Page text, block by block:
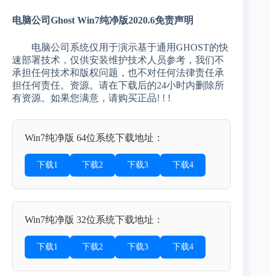
电脑公司Ghost Win7纯净版2020.6免责声明
电脑公司系统仅用于演示基于通用GHOST的快
速部署技术，仅供安装维护技术人员参考，我们不
承担任何技术和版权问题，也不对任何法律责任承
担任何责任。资源。请在下载后的24小时内删除所
有资源。如果您满意，请购买正品! ! !
Win7纯净版 64位系统下载地址：
下载1 下载2 下载3 下载4
Win7纯净版 32位系统下载地址：
下载1 下载2 下载3 下载4